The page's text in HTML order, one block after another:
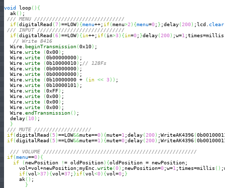
void loop( ) {
  ak
( ) ;
/// MENU //////////////////////////////
if(digitalRead (7)==LOW) {menu++; if(menu>2 ) {menu=0; } ;delay(200) ;lcd. clear
/// INPUT /////////////////////////////
if(digitalRead (6)==LOW) {in++; if( in>3) {in=0; }delay(200) ;w=1 ;times=millis
// Write 8416
  Wire.
beginTransmission(0x10) ;
  Wire.
write (0x00) ;
  Wire.
write (0b00000000) ;
  Wire.
write (0b10000010) ; // 128Fs
  Wire.
write (0b00000000) ;
  Wire.
write (0b00000000) ;
  Wire.
write (0b10000000 + ( in << 3) ) ;
  Wire.
write (0b10000101 ) ;
  Wire.
write (0xFF) ;
  Wire.
write (0x00) ;
  Wire.
write (0x00) ;
  Wire.
write (0x00) ;
  Wire.
endTransmission( ) ;
  delay
( 10) ;
}
/// MUTE ///////////////////
if(digitalRead ( 5)==LOW&&mute==0) {mute=1 ;delay(200) ;WriteAK4396(
if(digitalRead ( 5)==LOW&&mute==1 ) {mute=0;delay(200) ;WriteAK4396(
/// VOLUME ///////////////////////////////////////////////////
if(menu==0) {
if
( newPosition != oldPosition) {oldPosition = newPosition;
     vol=vol+newPosition;myEnc.
write(0) ;newPosition=0;w=1 ;times=millis ( )
if(vol>37) {vol=37; }if(vol<0) {vol=0; }
     ak
( ) ;
}